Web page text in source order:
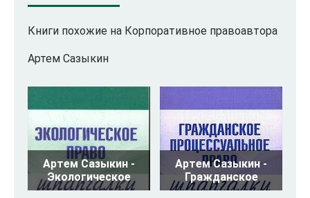
Книги похожие на Корпоративное правоавтора
Артем Сазыкин
Артем Сазыкин -
Экологическое
Артем Сазыкин -
Гражданское